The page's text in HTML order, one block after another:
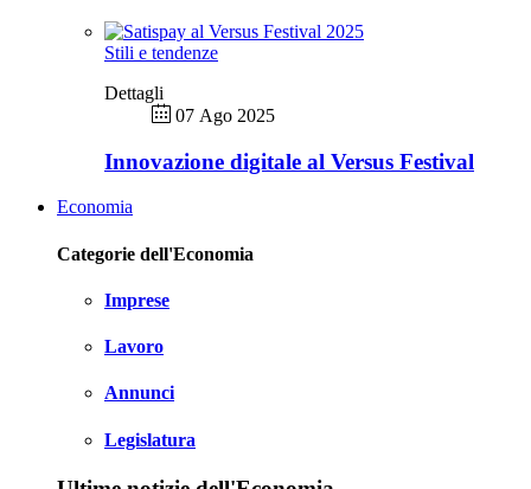
Stili e tendenze
Dettagli
07 Ago 2025
Innovazione digitale al Versus Festival
Economia
Categorie dell'Economia
Imprese
Lavoro
Annunci
Legislatura